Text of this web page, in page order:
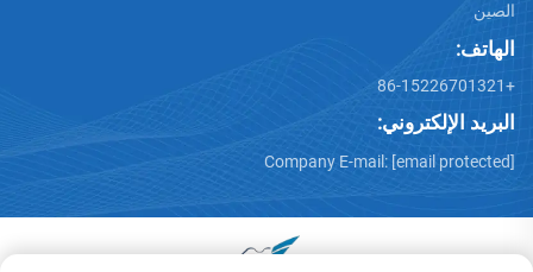
الصين
الهاتف:
+86-15226701321
البريد الإلكتروني:
Company E-mail: [email protected]